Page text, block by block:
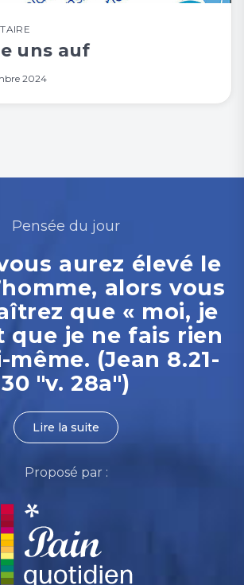
uns auf
2024
Pensée du jour
aurez élevé le
alors vous
que « moi, je
que je ne fais rien
(Jean 8.21-
30 "v. 28a")
Lire la suite
Proposé par :